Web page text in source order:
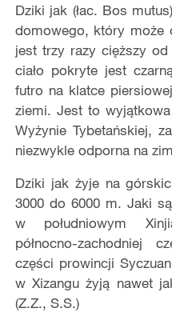
Dziki jak (łac. Bos
domowego, który może
jest trzy razy cięższy
ciało pokryte jest
futro na klatce
ziemi. Jest to
Wyżynie Tybetańskiej,
niezwykle odporna na
Dziki jak żyje na
3000 do 6000 m. Jaki
w południowym
północno-zachodniej
części prowincji
w Xizangu żyją nawet
(Z.Z., S.S.)